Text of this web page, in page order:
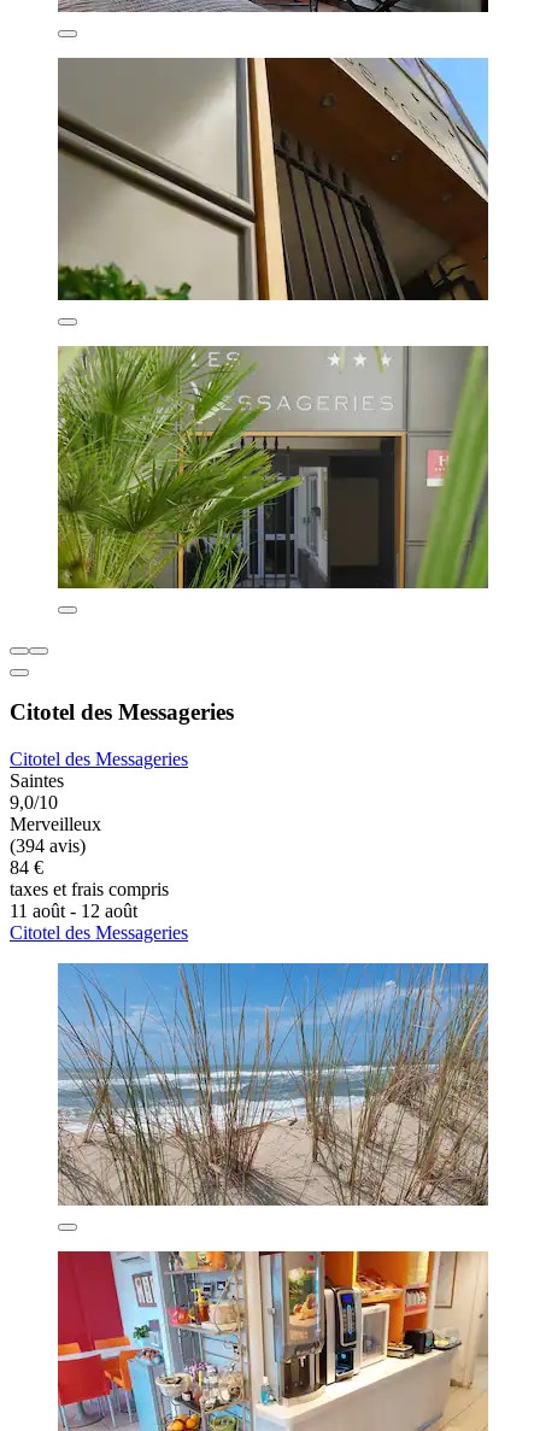
Citotel des Messageries
Citotel des Messageries
Saintes
9,0/10
Merveilleux
(394 avis)
84 €
taxes et frais compris
11 août - 12 août
Citotel des Messageries